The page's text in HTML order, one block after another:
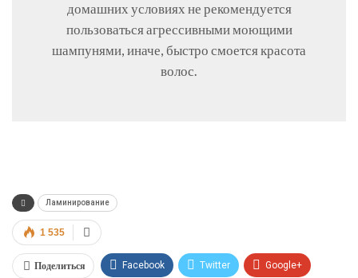
домашних условиях не рекомендуется
пользоваться агрессивными моющими
шампунями, иначе, быстро смоется красота
волос.
Ламинирование
1 535
Поделиться Facebook Twitter Google+